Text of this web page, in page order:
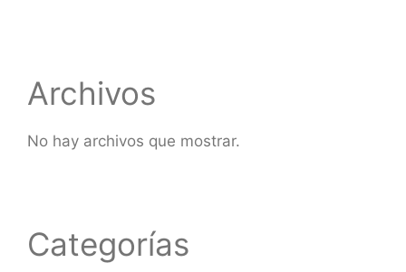
Archivos
No hay archivos que mostrar.
Categorías